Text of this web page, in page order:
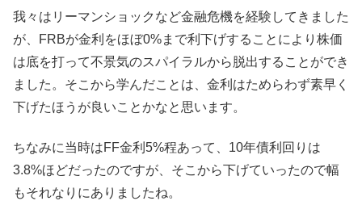
我々はリーマンショックなど金融危機を経験してきました
が、FRBが金利をほぼ0%まで利下げすることにより株価
は底を打って不景気のスパイラルから脱出することができ
ました。そこから学んだことは、金利はためらわず素早く
下げたほうが良いことかなと思います。
ちなみに当時はFF金利5%程あって、10年債利回りは
3.8%ほどだったのですが、そこから下げていったので幅
もそれなりにありましたね。